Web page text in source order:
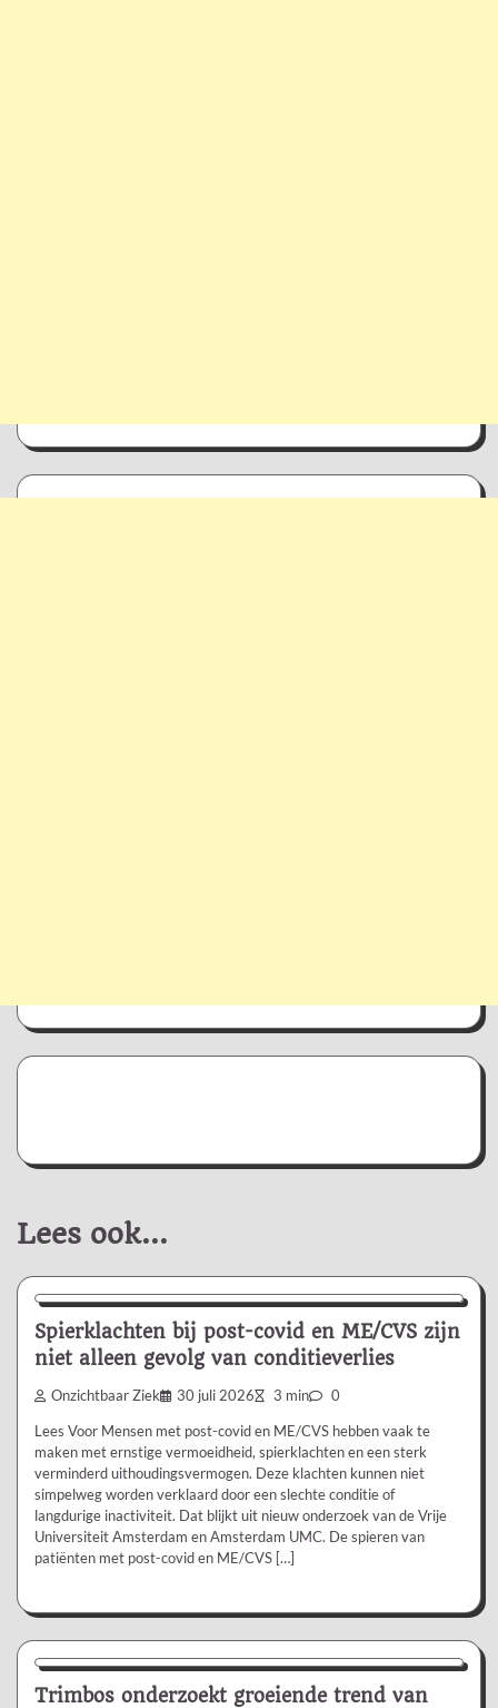
Lees ook...
Nieuws/Informatie
Spierklachten bij post-covid en ME/CVS zijn
niet alleen gevolg van conditieverlies
Onzichtbaar Ziek 30 juli 2026 3 min 0
Lees Voor Mensen met post-covid en ME/CVS hebben vaak te
maken met ernstige vermoeidheid, spierklachten en een sterk
verminderd uithoudingsvermogen. Deze klachten kunnen niet
simpelweg worden verklaard door een slechte conditie of
langdurige inactiviteit. Dat blijkt uit nieuw onderzoek van de Vrije
Universiteit Amsterdam en Amsterdam UMC. De spieren van
patiënten met post-covid en ME/CVS […]
Nieuws/Informatie
Trimbos onderzoekt groeiende trend van